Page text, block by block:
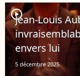
player2
Jean-Louis
envers lui
5 décembre 2025